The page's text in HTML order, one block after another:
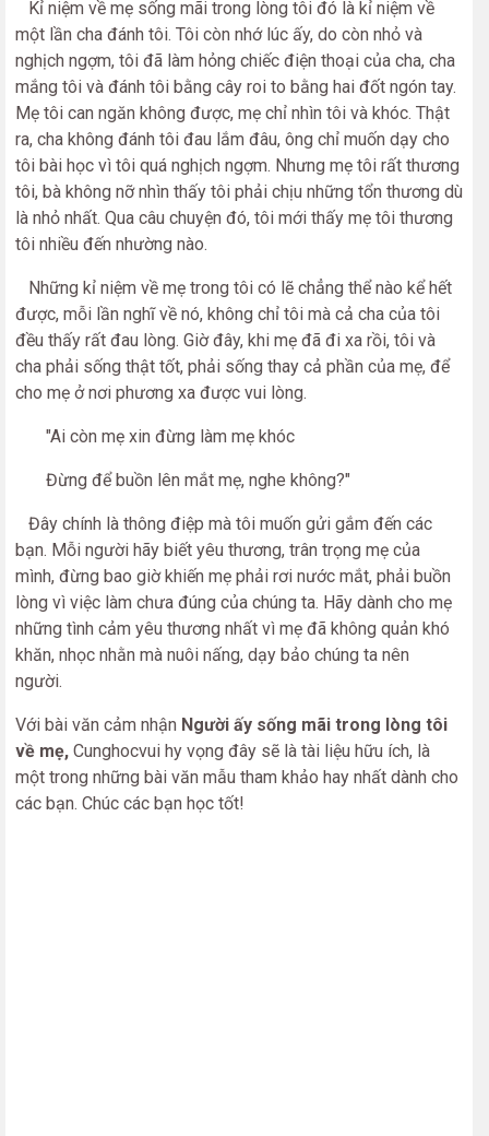
Kỉ niệm về mẹ sống mãi trong lòng tôi đó là kỉ niệm về
một lần cha đánh tôi. Tôi còn nhớ lúc ấy, do còn nhỏ và
nghịch ngợm, tôi đã làm hỏng chiếc điện thoại của cha, cha
mắng tôi và đánh tôi bằng cây roi to bằng hai đốt ngón tay.
Mẹ tôi can ngăn không được, mẹ chỉ nhìn tôi và khóc. Thật
ra, cha không đánh tôi đau lắm đâu, ông chỉ muốn dạy cho
tôi bài học vì tôi quá nghịch ngợm. Nhưng mẹ tôi rất thương
tôi, bà không nỡ nhìn thấy tôi phải chịu những tổn thương dù
là nhỏ nhất. Qua câu chuyện đó, tôi mới thấy mẹ tôi thương
tôi nhiều đến nhường nào.
Những kỉ niệm về mẹ trong tôi có lẽ chẳng thể nào kể hết
được, mỗi lần nghĩ về nó, không chỉ tôi mà cả cha của tôi
đều thấy rất đau lòng. Giờ đây, khi mẹ đã đi xa rồi, tôi và
cha phải sống thật tốt, phải sống thay cả phần của mẹ, để
cho mẹ ở nơi phương xa được vui lòng.
"Ai còn mẹ xin đừng làm mẹ khóc
Đừng để buồn lên mắt mẹ, nghe không?"
Đây chính là thông điệp mà tôi muốn gửi gắm đến các
bạn. Mỗi người hãy biết yêu thương, trân trọng mẹ của
mình, đừng bao giờ khiến mẹ phải rơi nước mắt, phải buồn
lòng vì việc làm chưa đúng của chúng ta. Hãy dành cho mẹ
những tình cảm yêu thương nhất vì mẹ đã không quản khó
khăn, nhọc nhằn mà nuôi nấng, dạy bảo chúng ta nên
người.
Với bài văn cảm nhận Người ấy sống mãi trong lòng tôi
về mẹ, Cunghocvui hy vọng đây sẽ là tài liệu hữu ích, là
một trong những bài văn mẫu tham khảo hay nhất dành cho
các bạn. Chúc các bạn học tốt!